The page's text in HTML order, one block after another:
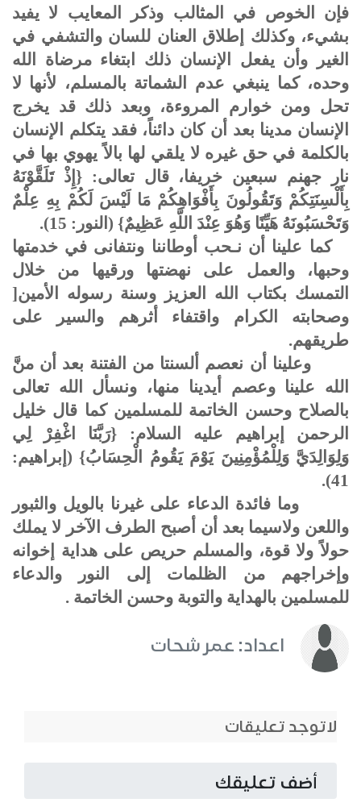
فإن الخوص في المثالب وذكر المعايب لا يفيد
بشيء، وكذلك إطلاق العنان للسان والتشفي في
الغير وأن يفعل الإنسان ذلك ابتغاء مرضاة الله
وحده، كما ينبغي عدم الشماتة بالمسلم، لأنها لا
تحل ومن خوارم المروءة، وبعد ذلك قد يخرج
الإنسان مدينا بعد أن كان دائناً، فقد يتكلم الإنسان
بالكلمة في حق غيره لا يلقي لها بالاً يهوي بها في
نار جهنم سبعين خريفا، قال تعالى: {إِذْ تَلَقَّوْنَهُ
بِأَلْسِنَتِكُمْ وَتَقُولُونَ بِأَفْوَاهِكُمْ مَا لَيْسَ لَكُمْ بِهِ عِلْمٌ
وَتَحْسَبُونَهُ هَيِّنًا وَهُوَ عِنْدَ اللَّهِ عَظِيمٌ} (النور: 15).
كما علينا أن نـحب أوطاننا ونتفانى في خدمتها
وحبها، والعمل على نهضتها ورقيها من خلال
التمسك بكتاب الله العزيز وسنة رسوله الأمين[
وصحابته الكرام واقتفاء أثرهم والسير على
طريقهم.
وعلينا أن نعصم ألسنتا من الفتنة بعد أن منَّ
الله علينا وعصم أيدينا منها، ونسأل الله تعالى
بالصلاح وحسن الخاتمة للمسلمين كما قال خليل
الرحمن إبراهيم عليه السلام: {رَبَّنَا اغْفِرْ لِي
وَلِوَالِدَيَّ وَلِلْمُؤْمِنِينَ يَوْمَ يَقُومُ الْحِسَابُ} (إبراهيم:
41).
وما فائدة الدعاء على غيرنا بالويل والثبور
واللعن ولاسيما بعد أن أصبح الطرف الآخر لا يملك
حولاً ولا قوة، والمسلم حريص على هداية إخوانه
وإخراجهم من الظلمات إلى النور والدعاء
للمسلمين بالهداية والتوبة وحسن الخاتمة .
اعداد: عمر شحات
لاتوجد تعليقات
أضف تعليقك